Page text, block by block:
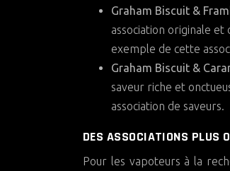
Graham Biscuit &
association originale et
exemple de cette
Graham Biscuit &
saveur riche et
association de saveurs.
DES ASSOCIATIONS PLUS
Pour les vapoteurs à la